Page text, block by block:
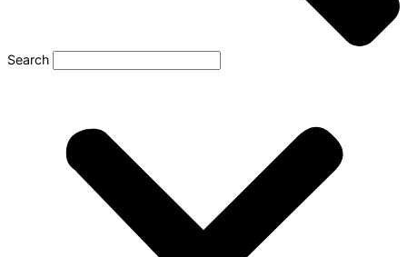
Search